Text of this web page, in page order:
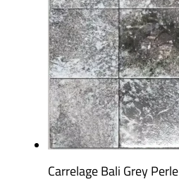
Carrelage Bali Grey Perle